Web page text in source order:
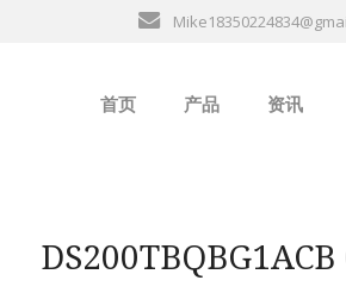
首页 产品 资讯